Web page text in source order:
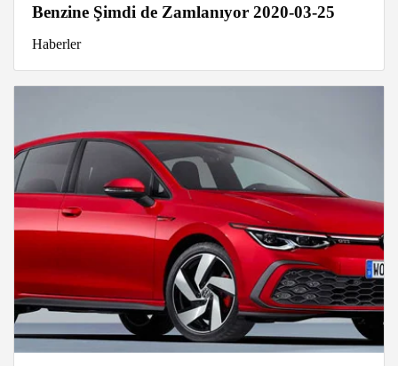
Benzine Şimdi de Zamlanıyor 2020-03-25
Haberler